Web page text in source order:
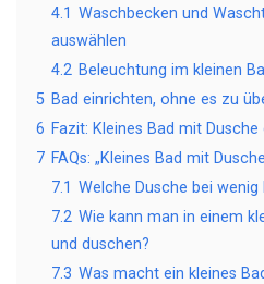
4.1 Waschbecken und
auswählen
4.2 Beleuchtung im kleinen
5 Bad einrichten, ohne es zu
6 Fazit: Kleines Bad mit
7 FAQs: „Kleines Bad mit
7.1 Welche Dusche bei wenig
7.2 Wie kann man in einem
und duschen?
7.3 Was macht ein kleines